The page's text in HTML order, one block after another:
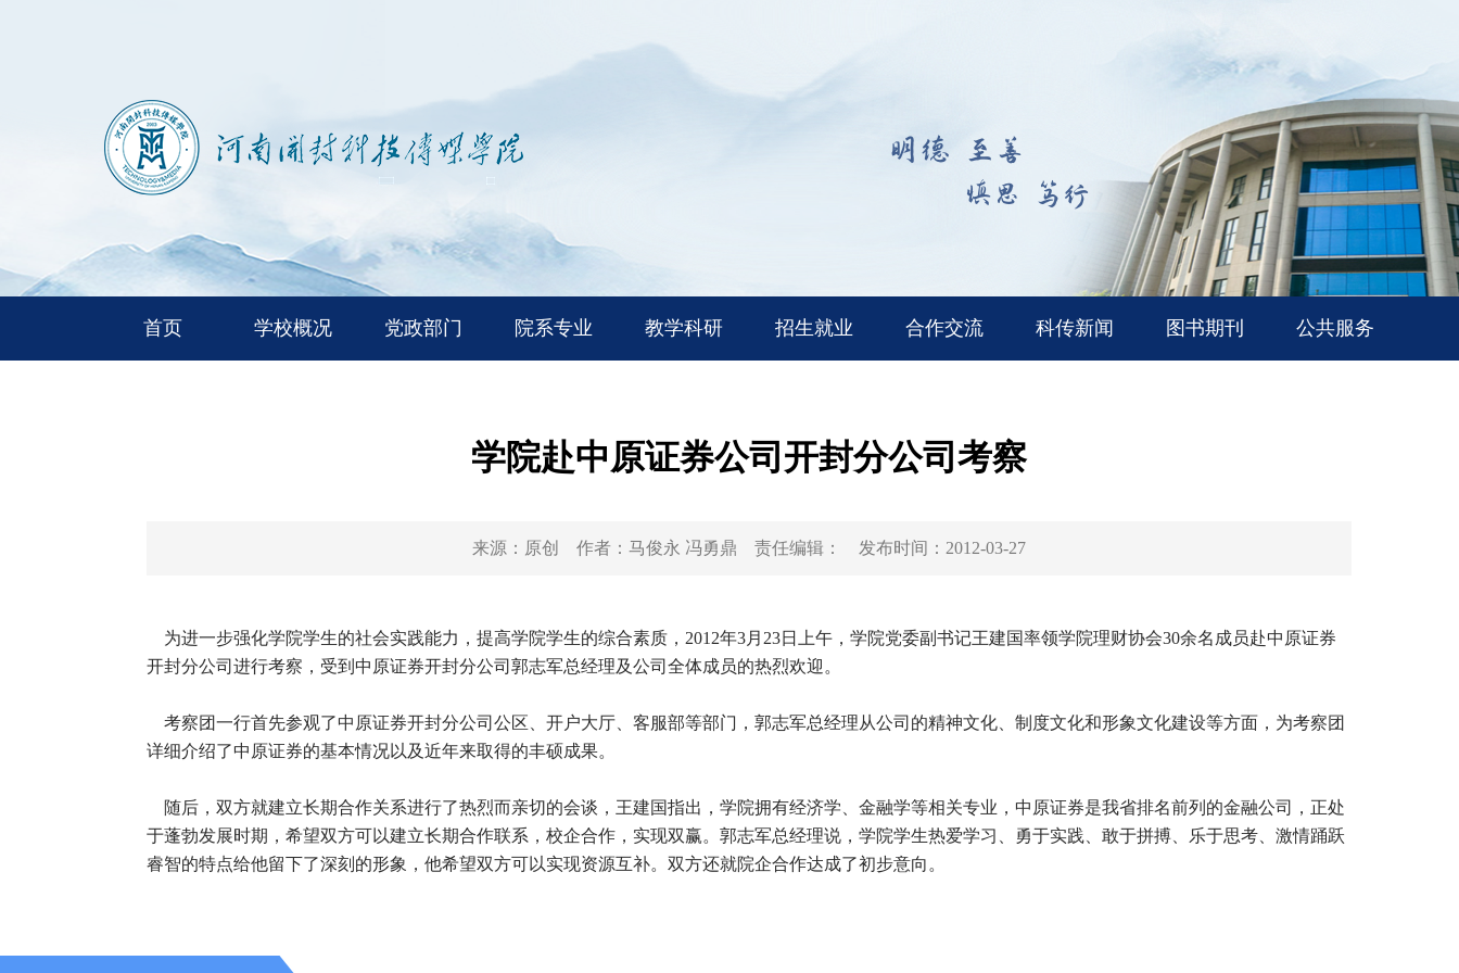
首页 学校概况 党政部门 院系专业 教学科研 招生就业 合作交流 科传新闻 图书期刊 公共服务
学院赴中原证券公司开封分公司考察
来源： 原创 作者： 马俊永 冯勇鼎 责任编辑： 发布时间： 2012-03-27
为进一步强化学院学生的社会实践能力，提高学院学生的综合素质，2012年3月23日上午，学院党委副书记王建国率领学院理财协会30余名成员赴中原证券
开封分公司进行考察，受到中原证券开封分公司郭志军总经理及公司全体成员的热烈欢迎。
考察团一行首先参观了中原证券开封分公司公区、开户大厅、客服部等部门，郭志军总经理从公司的精神文化、制度文化和形象文化建设等方面，为考察团
详细介绍了中原证券的基本情况以及近年来取得的丰硕成果。
随后，双方就建立长期合作关系进行了热烈而亲切的会谈，王建国指出，学院拥有经济学、金融学等相关专业，中原证券是我省排名前列的金融公司，正处
于蓬勃发展时期，希望双方可以建立长期合作联系，校企合作，实现双赢。郭志军总经理说，学院学生热爱学习、勇于实践、敢于拼搏、乐于思考、激情踊跃
睿智的特点给他留下了深刻的形象，他希望双方可以实现资源互补。双方还就院企合作达成了初步意向。